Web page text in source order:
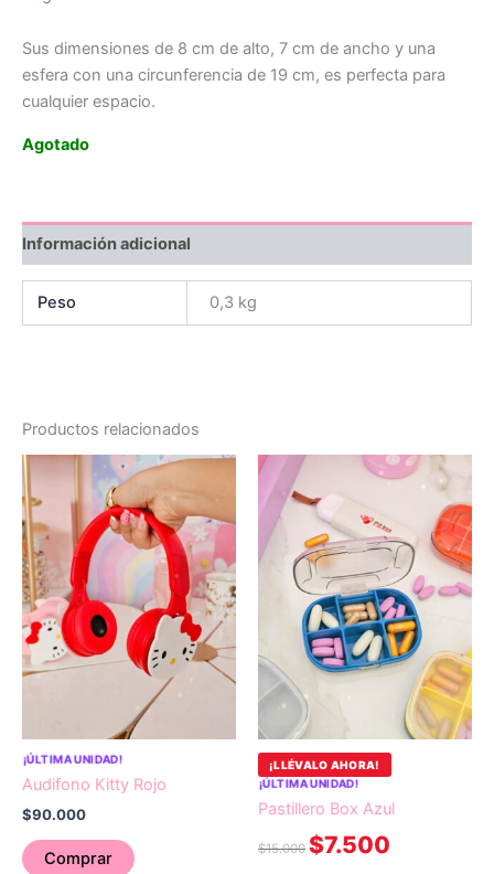
Sus dimensiones de 8 cm de alto, 7 cm de ancho y una
esfera con una circunferencia de 19 cm, es perfecta para
cualquier espacio.
Agotado
Información adicional
Peso 0,3 kg
Productos relacionados
¡ÚLTIMA UNIDAD!
Audifono Kitty Rojo
$90.000
Comprar
¡LLÉVALO AHORA!
¡ÚLTIMA UNIDAD!
Pastillero Box Azul
$15.000
Original
was:
$15.000.
$7.500
Current
price
$7.500.